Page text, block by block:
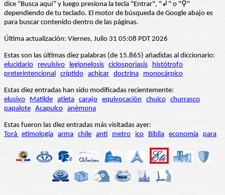
dice “Busca aquí” y luego presiona la tecla "Entrar", "↲" o "⚲"
dependiendo de tu teclado. El motor de búsqueda de Google abajo es
para buscar contenido dentro de las páginas.
Última actualización: Viernes, Julio 31 05:08 PDT 2026
Estas son las últimas diez palabras (de 15.865) añadidas al diccionario:
elucidario
revulsivo legionelosis ciclosporiasis
histótrofo
preterintencional críptido achicar doctrina monocárpico
Estas diez entradas han sido modificadas recientemente:
elusivo
Matilde atleta carajo equivocación chuico churrasco
papalote Acapulco anémona
Estas fueron las diez entradas más visitadas ayer:
Torá etimología arma chile anti metro ico Biblia economía para